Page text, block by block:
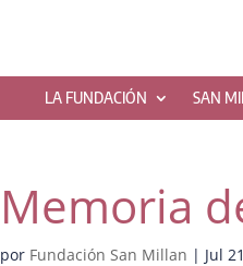
LA FUNDACIÓN SAN
Memoria
por Fundación San Millan | Jul